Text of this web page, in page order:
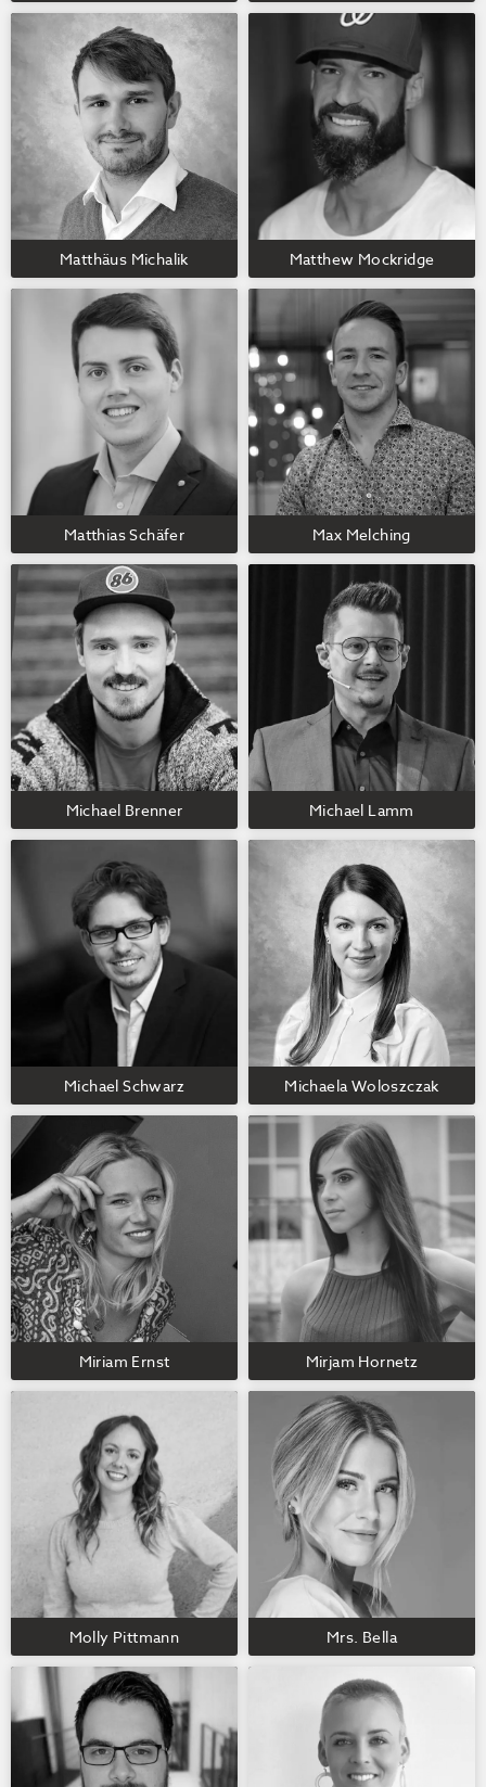
Matthäus Michalik Matthew Mockridge
Matthias Schäfer Max Melching
Michael Brenner Michael Lamm
Michael Schwarz Michaela Woloszczak
Miriam Ernst Mirjam Hornetz
Molly Pittmann Mrs. Bella